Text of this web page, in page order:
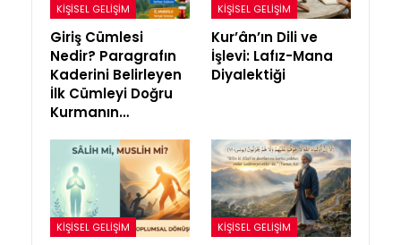
KIŞISEL GELIŞIM
Giriş Cümlesi
Nedir? Paragrafın
Kaderini Belirleyen
İlk Cümleyi Doğru
Kurmanın…
KIŞISEL GELIŞIM
Kur’ân’ın Dili ve
İşlevi: Lafız-Mana
Diyalektiği
KIŞISEL GELIŞIM KIŞISEL GELIŞIM